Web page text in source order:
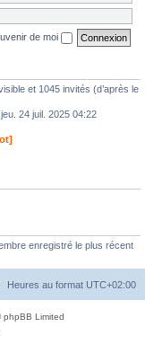
de moi
et 1045 invités (d’après le
jeu. 24 juil. 2025 04:22
enregistré le plus récent
Heures au format UTC+02:00
Limited